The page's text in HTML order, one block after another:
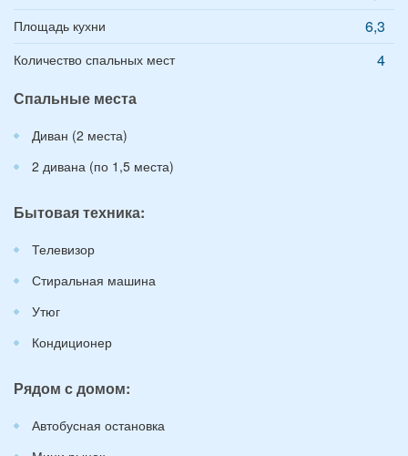
Площадь кухни 6,3
Количество спальных мест
4
Спальные места
Диван (2 места)
2 дивана (по 1,5 места)
Бытовая техника:
Телевизор
Стиральная машина
Утюг
Кондиционер
Рядом с домом:
Автобусная остановка